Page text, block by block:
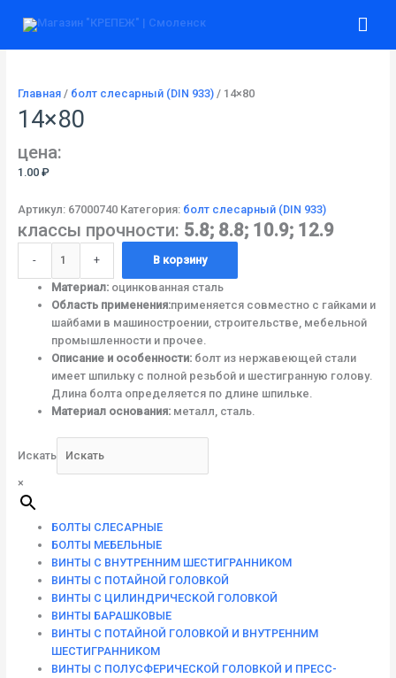
Главная/ болт слесарный (DIN 933)/ 14×80
14×80
цена:
1.00 ₽
Артикул: 67000740 Категория: болт слесарный (DIN 933)
классы прочности: 5.8; 8.8; 10.9; 12.9
-
товара
+ В корзину
Материал:оцинкованная сталь
Область применения:применяется совместно с гайками и
шайбами в машиностроении, строительстве, мебельной
промышленности и прочее.
Описание и особенности:болт из нержавеющей стали
имеет шпильку с полной резьбой и шестигранную голову.
Длина болта определяется по длине шпильке.
Материал основания:металл, сталь.
Искать
×
БОЛТЫ СЛЕСАРНЫЕ
БОЛТЫ МЕБЕЛЬНЫЕ
ВИНТЫ С ВНУТРЕННИМ ШЕСТИГРАННИКОМ
ВИНТЫ С ПОТАЙНОЙ ГОЛОВКОЙ
ВИНТЫ С ЦИЛИНДРИЧЕСКОЙ ГОЛОВКОЙ
ВИНТЫ БАРАШКОВЫЕ
ВИНТЫ С ПОТАЙНОЙ ГОЛОВКОЙ И ВНУТРЕННИМ
ШЕСТИГРАННИКОМ
ВИНТЫ С ПОЛУСФЕРИЧЕСКОЙ ГОЛОВКОЙ И ПРЕСС-